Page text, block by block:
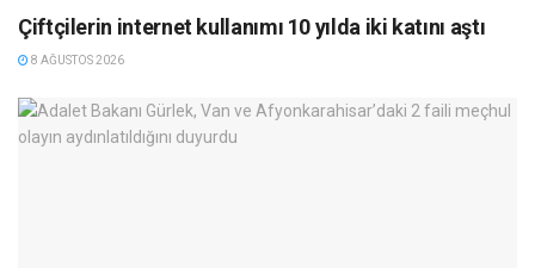
Çiftçilerin internet kullanımı 10 yılda iki katını aştı
8 AĞUSTOS 2026